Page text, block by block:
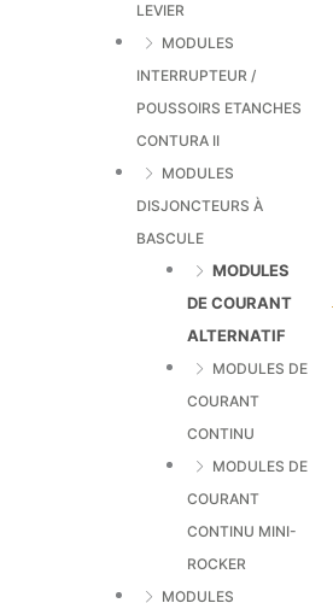
LEVIER
MODULES
INTERRUPTEUR /
POUSSOIRS ETANCHES
CONTURA II
MODULES
DISJONCTEURS À
BASCULE
MODULES
DE COURANT
ALTERNATIF
MODULES DE
COURANT
CONTINU
MODULES DE
COURANT
CONTINU MINI-
ROCKER
MODULES